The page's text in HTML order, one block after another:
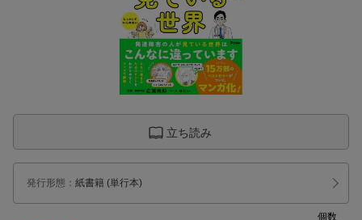
立ち読み
発行形態 ： 紙書籍 (単行本)
個数